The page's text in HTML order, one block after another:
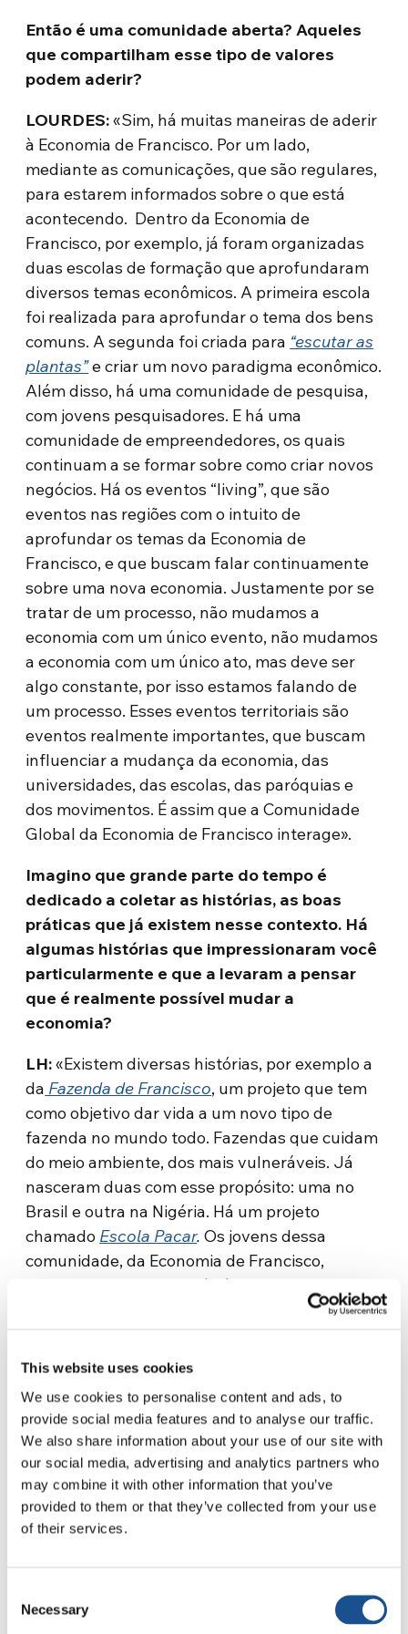
This website uses cookies
We use cookies to personalise content and ads, to
provide social media features and to analyse our traffic.
We also share information about your use of our site with
our social media, advertising and analytics partners who
may combine it with other information that you’ve
provided to them or that they’ve collected from your use
of their services.
Selection
Necessary
Então é uma comunidade aberta? Aqueles
que compartilham esse tipo de valores
podem aderir?
LOURDES:«Sim, há muitas maneiras de aderir
à Economia de Francisco. Por um lado,
mediante as comunicações, que são regulares,
para estarem informados sobre o que está
acontecendo. Dentro da Economia de
Francisco, por exemplo, já foram organizadas
duas escolas de formação que aprofundaram
diversos temas econômicos. A primeira escola
foi realizada para aprofundar o tema dos bens
comuns. A segunda foi criada para “escutar as
plantas”e criar um novo paradigma econômico.
Além disso, há uma comunidade de pesquisa,
com jovens pesquisadores. E há uma
comunidade de empreendedores, os quais
continuam a se formar sobre como criar novos
negócios. Há os eventos “living”, que são
eventos nas regiões com o intuito de
aprofundar os temas da Economia de
Francisco, e que buscam falar continuamente
sobre uma nova economia. Justamente por se
tratar de um processo, não mudamos a
economia com um único evento, não mudamos
a economia com um único ato, mas deve ser
algo constante, por isso estamos falando de
um processo. Esses eventos territoriais são
eventos realmente importantes, que buscam
influenciar a mudança da economia, das
universidades, das escolas, das paróquias e
dos movimentos. É assim que a Comunidade
Global da Economia de Francisco interage».
Imagino que grande parte do tempo é
dedicado a coletar as histórias, as boas
práticas que já existem nesse contexto. Há
algumas histórias que impressionaram você
particularmente e que a levaram a pensar
que é realmente possível mudar a
economia?
LH:«Existem diversas histórias, por exemplo a
da Fazenda de Francisco, um projeto que tem
como objetivo dar vida a um novo tipo de
fazenda no mundo todo. Fazendas que cuidam
do meio ambiente, dos mais vulneráveis. Já
nasceram duas com esse propósito: uma no
Brasil e outra na Nigéria. Há um projeto
chamado Escola Pacar.Os jovens dessa
comunidade, da Economia de Francisco,
organizaram-se indo até Zâmbia, onde criaram
um projeto para aqueles que não têm fácil
tecnológico às crianças de uma escola daquele
mediante um projeto de formação para os
professores. Portanto, eles começaram a partir
daí, a partir da educação. Além disso, há outro
projeto de educação financeira direcionado
especialmente a pequenos empreendedores.
Essas histórias nos levam a pensar que
andamento».